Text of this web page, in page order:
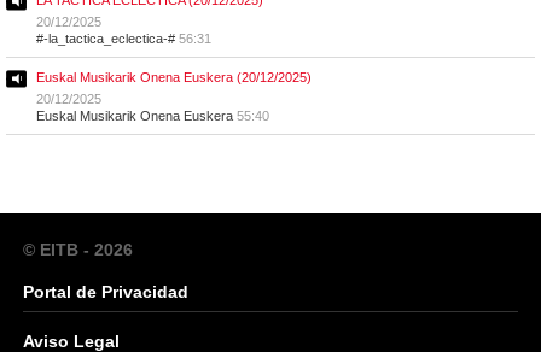
20/12/2025
#-la_tactica_eclectica-# 56:31
Euskal Musikarik Onena Euskera (20/12/2025)
20/12/2025
Euskal Musikarik Onena Euskera 55:40
© EITB - 2026
Portal de Privacidad
Aviso Legal